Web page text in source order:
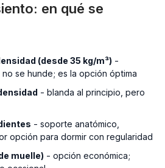
en qué se
(desde 35 kg/m³) -
se hunde; es la opción óptima
- blanda al principio, pero
- soporte anatómico,
opción para dormir con regularidad
muelle) - opción económica;